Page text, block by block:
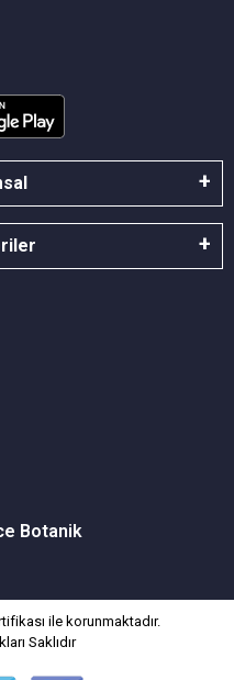
Botanik
ile korunmaktadır.
Saklıdır